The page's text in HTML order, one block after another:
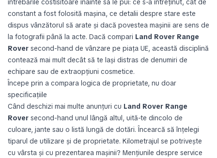
întrebările costisitoare înainte să le pui: ce s-a întreținut, cât de
constant a fost folosită mașina, ce detalii despre stare este
dispus vânzătorul să arate și dacă povestea mașinii are sens de
la fotografii până la acte. Dacă compari Land Rover Range
Rover second-hand de vânzare pe piața UE, această disciplină
contează mai mult decât să te lași distras de denumiri de
echipare sau de extraopțiuni cosmetice.
Începe prin a compara logica de proprietate, nu doar
specificațiile
Când deschizi mai multe anunțuri cu Land Rover Range
Rover second-hand unul lângă altul, uită-te dincolo de
culoare, jante sau o listă lungă de dotări. Încearcă să înțelegi
tiparul de utilizare și de proprietate. Kilometrajul se potrivește
cu vârsta și cu prezentarea mașinii? Mențiunile despre service